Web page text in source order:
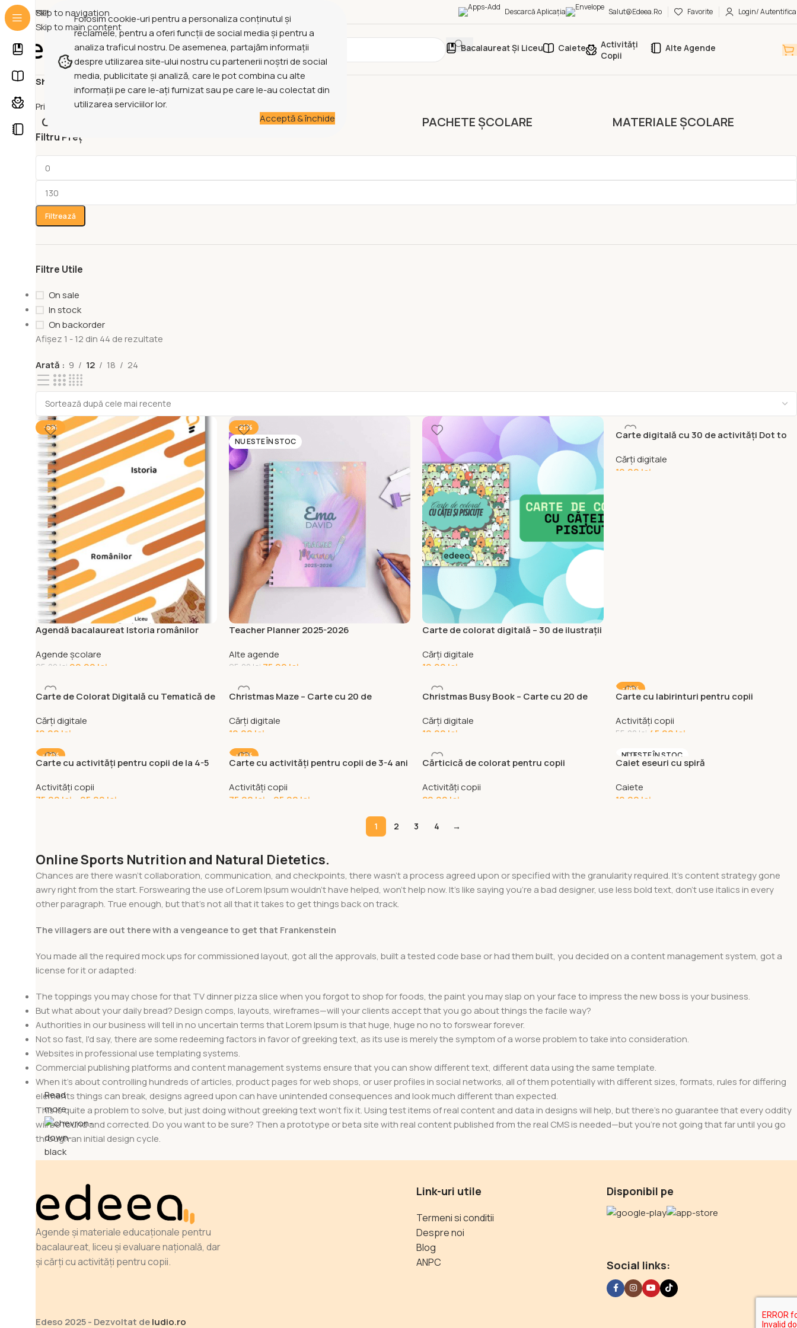
Skip to navigation
Skip to main content
Folosim cookie-uri pentru a personaliza conținutul și
reclamele, pentru a oferi funcții de social media și pentru a
analiza traficul nostru. De asemenea, partajăm informații
despre utilizarea site-ului nostru cu partenerii noștri de social
media, publicitate și analiză, care le pot combina cu alte
informații pe care le-ați furnizat sau pe care le-au colectat din
utilizarea serviciilor lor.
Acceptă & închide
Despre Noi Termeni Și Condiții Descarcă Aplicația Salut@edeea.ro Favorite Login/
Bacalaureat Și Liceu Caiete
Activități
Copii
Alte Agende
Shop
Prima pagină Shop
CĂRȚI DIGITALE AGENDE ȘCOLARE PACHETE ȘCOLARE MATERIALE ȘCOLARE
Filtru Preț
Filtrează
Filtre Utile
On sale
In stock
On backorder
Afișez 1 - 12 din 44 de rezultate
Arată 9 12 18 24
-5%
Agendă bacalaureat Istoria românilor
Agende școlare
95,00 lei 90,00 lei
-21%
NU ESTE ÎN STOC
Teacher Planner 2025-2026
Alte agende
95,00 lei 75,00 lei
Carte de colorat digitală – 30 de ilustrații
Cărți digitale
10,00 lei
Carte digitală cu 30 de activități Dot to
Cărți digitale
10,00 lei
Carte de Colorat Digitală cu Tematică de
copii
Cărți digitale
10,00 lei
Christmas Maze – Carte cu 20 de
Cărți digitale
10,00 lei
Christmas Busy Book – Carte cu 20 de
Cărți digitale
10,00 lei
-18%
Carte cu labirinturi pentru copii
Activități copii
55,00 lei 45,00 lei
-17%
Carte cu activități pentru copii de la 4-5
Activități copii
75,00 lei 95,00 lei
-17%
Carte cu activități pentru copii de 3-4 ani
Activități copii
75,00 lei 95,00 lei
Cărticică de colorat pentru copii
Activități copii
20,00 lei
NU ESTE ÎN STOC
Caiet eseuri cu spiră
Caiete
19,00 lei
1 2 3 4 →
Online Sports Nutrition and Natural Dietetics.
Chances are there wasn't collaboration, communication, and checkpoints, there wasn't a process agreed upon or specified with the granularity required. It's content strategy gone
awry right from the start. Forswearing the use of Lorem Ipsum wouldn't have helped, won't help now. It's like saying you're a bad designer, use less bold text, don't use italics in every
other paragraph. True enough, but that's not all that it takes to get things back on track.
The villagers are out there with a vengeance to get that Frankenstein
You made all the required mock ups for commissioned layout, got all the approvals, built a tested code base or had them built, you decided on a content management system, got a
license for it or adapted:
The toppings you may chose for that TV dinner pizza slice when you forgot to shop for foods, the paint you may slap on your face to impress the new boss is your business.
But what about your daily bread? Design comps, layouts, wireframes—will your clients accept that you go about things the facile way?
Authorities in our business will tell in no uncertain terms that Lorem Ipsum is that huge, huge no no to forswear forever.
Not so fast, I'd say, there are some redeeming factors in favor of greeking text, as its use is merely the symptom of a worse problem to take into consideration.
Websites in professional use templating systems.
Commercial publishing platforms and content management systems ensure that you can show different text, different data using the same template.
When it's about controlling hundreds of articles, product pages for web shops, or user profiles in social networks, all of them potentially with different sizes, formats, rules for differing
elements things can break, designs agreed upon can have unintended consequences and look much different than expected.
This is quite a problem to solve, but just doing without greeking text won't fix it. Using test items of real content and data in designs will help, but there's no guarantee that every oddity
will be found and corrected. Do you want to be sure? Then a prototype or beta site with real content published from the real CMS is needed—but you’re not going that far until you go
through an initial design cycle.
Read
more
Agende și materiale educaționale pentru
bacalaureat, liceu și evaluare națională, dar
și cărți cu activități pentru copii.
Link-uri utile
Termeni si conditii
Despre noi
Blog
ANPC
Disponibil pe
Social links:
Edeso 2025 - Dezvoltat deludio.ro